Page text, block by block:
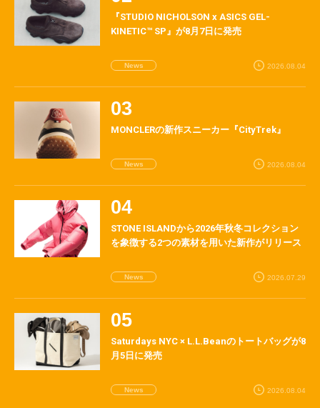
『STUDIO NICHOLSON x ASICS GEL-
KINETIC™ SP』が8月7日に発売
News 2026.08.04
MONCLERの新作スニーカー『CityTrek』
News 2026.08.04
STONE ISLANDから2026年秋冬コレクション
を象徴する2つの素材を用いた新作がリリース
News 2026.07.29
Saturdays NYC × L.L.Beanのトートバッグが8
月5日に発売
News 2026.08.04